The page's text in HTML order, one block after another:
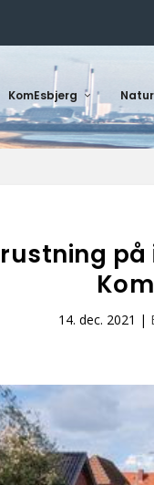
KomEsbjerg
14. dec. 2021 |